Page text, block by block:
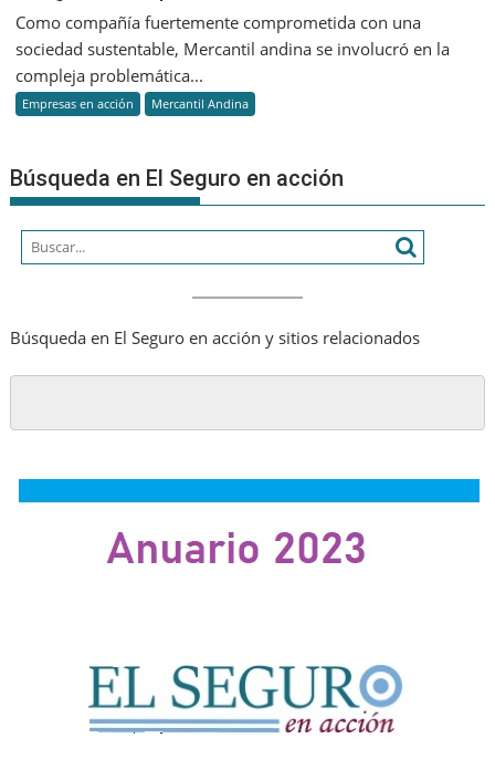
campaña
“Reciclamos
electrónicos”
Como compañía fuertemente comprometida con una
sociedad sustentable, Mercantil andina se involucró en la
compleja problemática...
Empresas en acción Mercantil Andina
Búsqueda en El Seguro en acción
Búsqueda en El Seguro en acción y sitios relacionados